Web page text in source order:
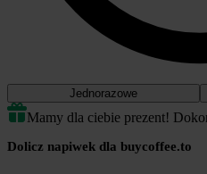
Jednorazowe
Mamy dla ciebie prezent!
Dolicz napiwek dla buycoffee.to